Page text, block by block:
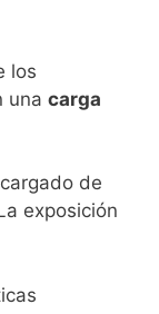
los
una carga
de
exposición